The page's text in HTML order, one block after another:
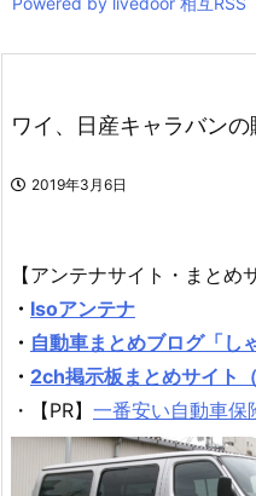
ワイ、日産キャラバン
2019年3月6日
【アンテナサイト・まとめ
・ Isoアンテナ
・ 自動車まとめブログ「し
・ 2ch掲示板まとめサイト（
・【PR】 一番安い自動車保